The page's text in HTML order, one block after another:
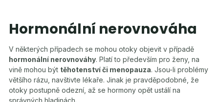
Hormonální nerovnováha
V některých případech se mohou otoky objevit v případě
hormonální nerovnováhy. Platí to především pro ženy, na
vině mohou být těhotenství či menopauza. Jsou-li problémy
většího rázu, navštivte lékaře. Jinak je pravděpodobné, že
otoky postupně odezní, až se hormony opět ustálí na
správných hladinách.